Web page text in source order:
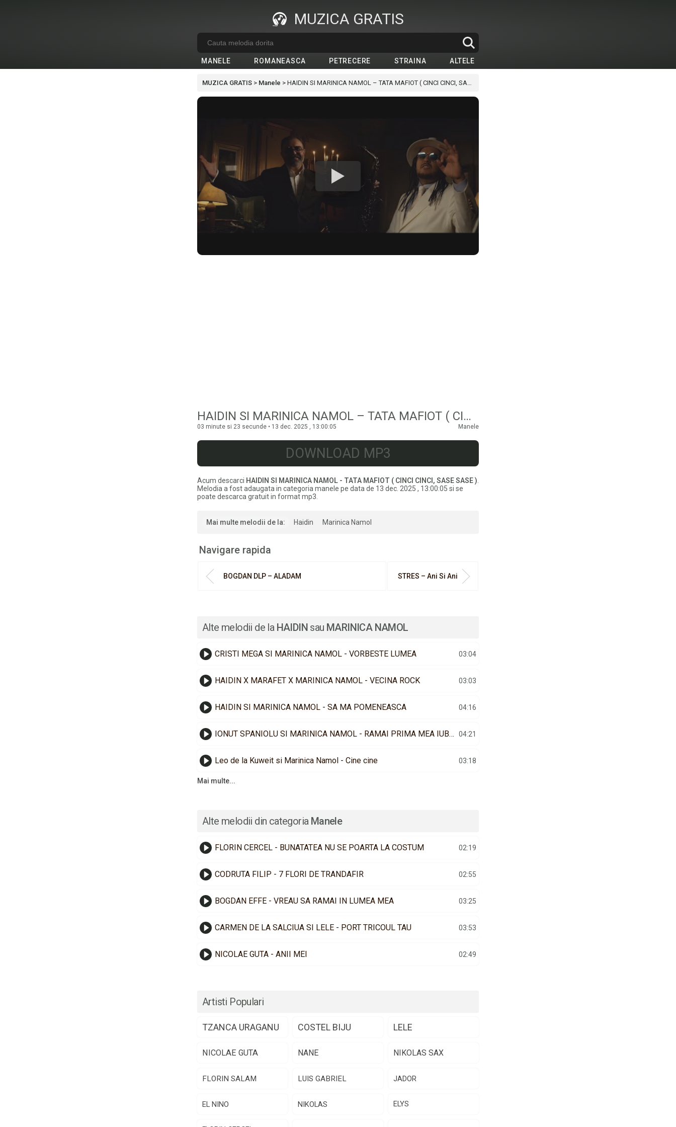
MUZICA GRATIS
MANELE ROMANEASCA PETRECERE STRAINA ALTELE
MUZICA GRATIS > Manele > HAIDIN SI MARINICA NAMOL – TATA MAFIOT ( CINCI CINCI, SASE SASE )
HAIDIN SI MARINICA NAMOL – TATA MAFIOT ( CINCI CINCI, SASE SASE )
03 minute si 23 secunde • 13 dec. 2025 , 13:00:05 Manele
DOWNLOAD MP3
Acum descarci HAIDIN SI MARINICA NAMOL - TATA MAFIOT ( CINCI CINCI, SASE SASE )
Melodia a fost adaugata in categoria manele pe data de 13 dec. 2025 , 13:00:05 si se
poate descarca gratuit in format mp3.
Mai multe melodii de la: Haidin Marinica Namol
Navigare rapida
BOGDAN DLP – ALADAM STRES – Ani Si Ani
Alte melodii de la HAIDIN sau MARINICA NAMOL
CRISTI MEGA SI MARINICA NAMOL - VORBESTE LUMEA 03:04
HAIDIN X MARAFET X MARINICA NAMOL - VECINA ROCK 03:03
HAIDIN SI MARINICA NAMOL - SA MA POMENEASCA 04:16
IONUT SPANIOLU SI MARINICA NAMOL - RAMAI PRIMA MEA IUBIRE 04:21
Leo de la Kuweit si Marinica Namol - Cine cine 03:18
Mai multe...
Alte melodii din categoria Manele
FLORIN CERCEL - BUNATATEA NU SE POARTA LA COSTUM 02:19
CODRUTA FILIP - 7 FLORI DE TRANDAFIR 02:55
BOGDAN EFFE - VREAU SA RAMAI IN LUMEA MEA 03:25
CARMEN DE LA SALCIUA SI LELE - PORT TRICOUL TAU 03:53
NICOLAE GUTA - ANII MEI 02:49
Artisti Populari
TZANCA URAGANU COSTEL BIJU LELE
NICOLAE GUTA NANE NIKOLAS SAX
FLORIN SALAM LUIS GABRIEL JADOR
EL NINO NIKOLAS ELYS